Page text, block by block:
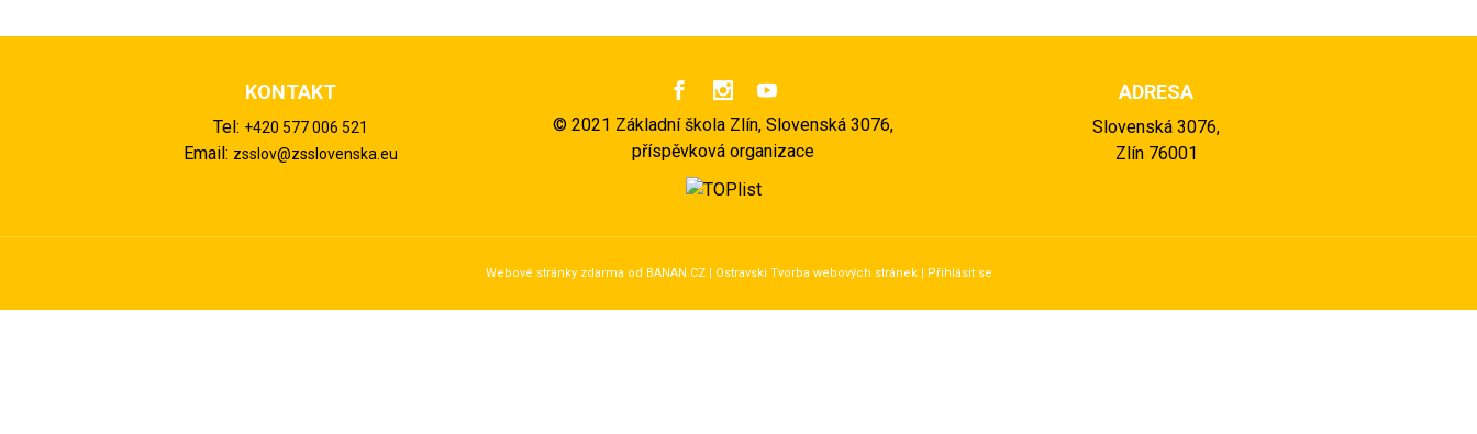
KONTAKT
Tel: +420 577 006 521
Email: zsslov@zsslovenska.eu
  
© 2021 Základní škola Zlín, Slovenská 3076,
příspěvková organizace
ADRESA
Slovenská 3076,
Zlín 76001
Webové stránky zdarma od BANAN.CZ| Ostravski Tvorba webových stránek | Přihlásit se